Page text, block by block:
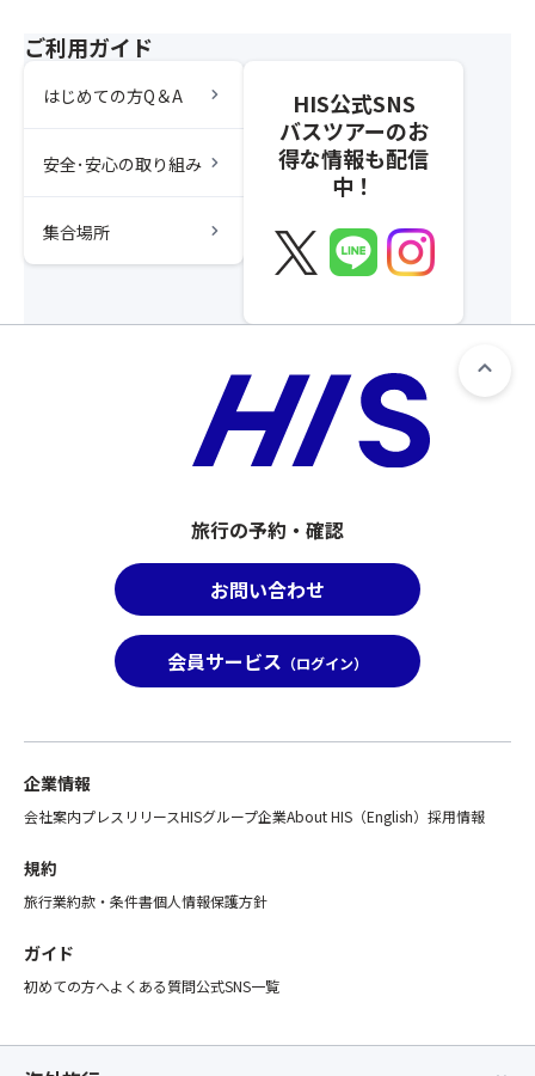
ご利用ガイド
はじめての方Q＆A chevron_right
安全･安心の取り組み chevron_right
集合場所 chevron_right
HIS公式SNS
バスツアーのお
得な情報も配信
中！
旅行の予約・確認
お問い合わせ
会員サービス （ログイン）
企業情報
会社案内プレスリリースHISグループ企業About HIS（English） 採用情報
規約
旅行業約款・条件書個人情報保護方針
ガイド
初めての方へよくある質問公式SNS一覧